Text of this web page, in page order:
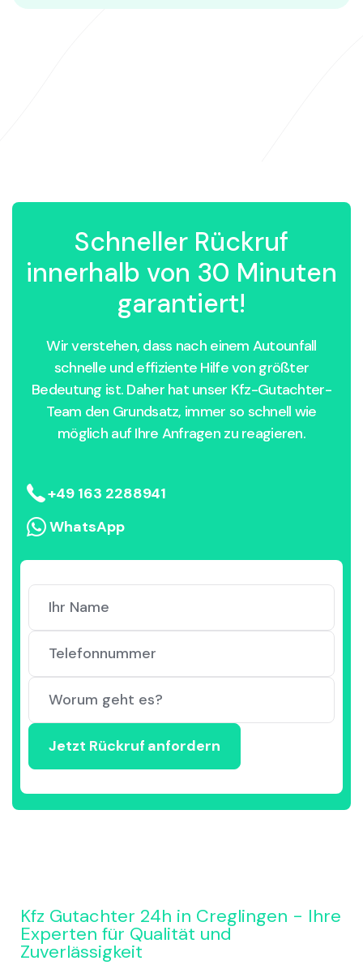
Schneller Rückruf
innerhalb von 30 Minuten
garantiert!
Wir verstehen, dass nach einem Autounfall
schnelle und effiziente Hilfe von größter
Bedeutung ist. Daher hat unser Kfz-Gutachter-
Team den Grundsatz, immer so schnell wie
möglich auf Ihre Anfragen zu reagieren.
+49 163 2288941
WhatsApp
Kfz Gutachter 24h in Creglingen - Ihre
Experten für Qualität und
Zuverlässigkeit